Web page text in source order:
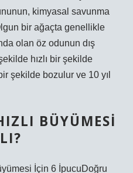
kimyasal savunma
bir ağaçta genellikle
olan öz odunun dış
hızlı bir şekilde
şekilde bozulur ve 10 yıl
BÜYÜMESI
İçin 6 İpucuDoğru